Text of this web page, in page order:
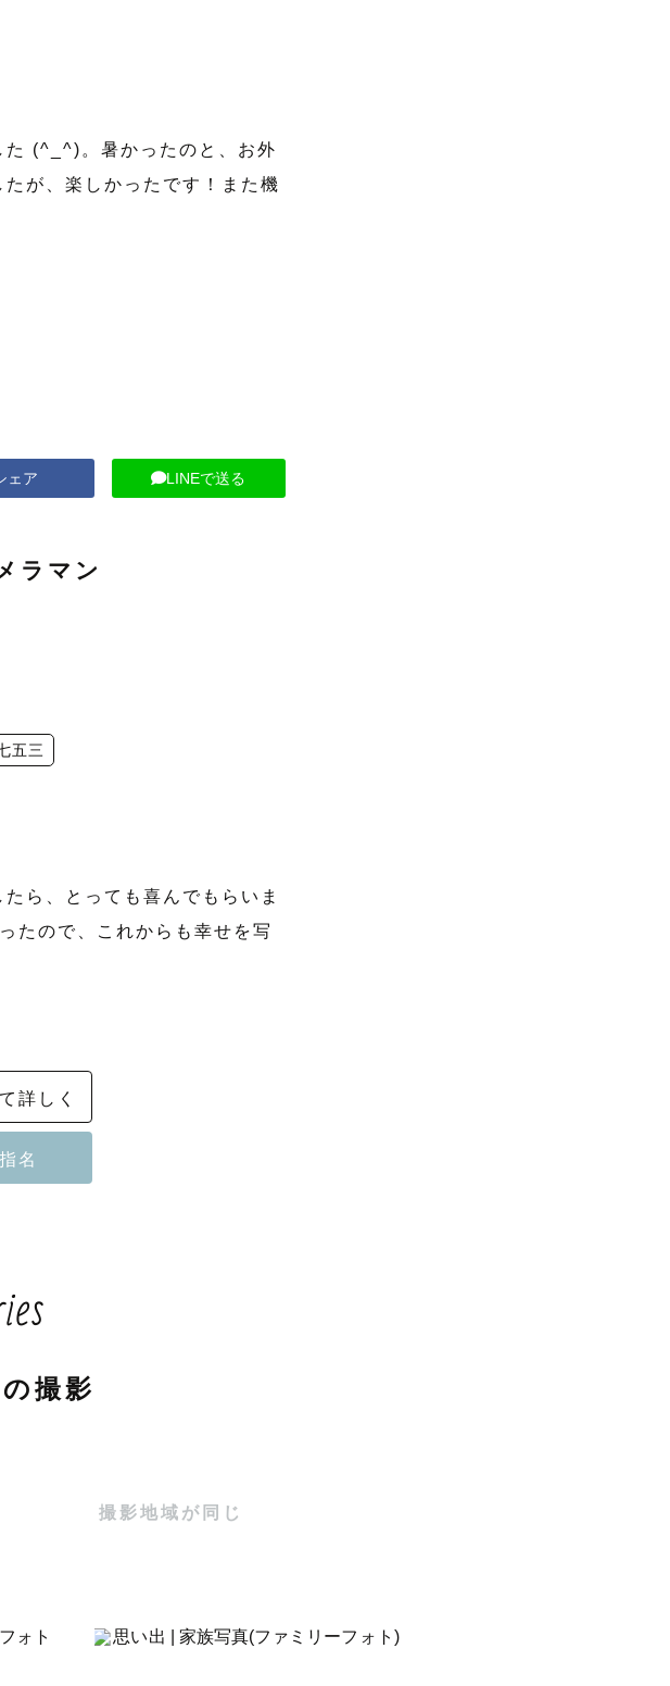
た (^_^)。暑かったのと、お外
が、楽しかったです！また機
ェア LINEで送る
ラマン
五三
ら、とっても喜んでもらいま
たので、これからも幸せを写
雰囲気を引き出します。楽し
と笑った瞬間、一瞬一瞬を大
ます。無理なポージングは指
付けください。
影を得意としています。家族
り撮影のご依頼が多いです。
日に限らず、平日でも撮影可
詳しく
撮影
撮影地域が同じ